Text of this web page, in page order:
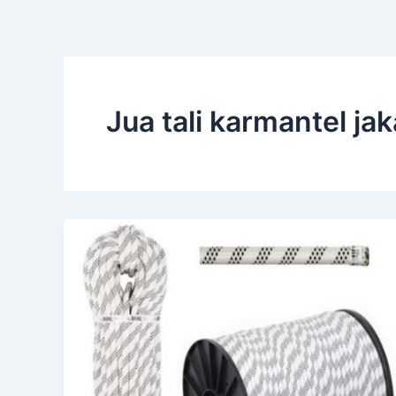
Jua tali karmantel